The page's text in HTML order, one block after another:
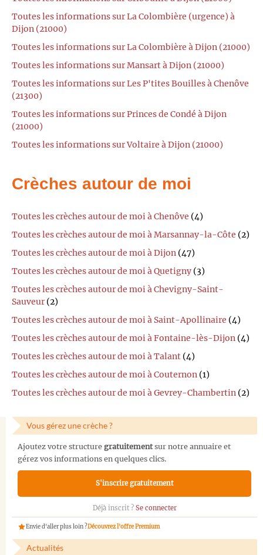
Toutes les informations sur La Colombière (urgence) à
Dijon (21000)
Toutes les informations sur La Colombière à Dijon (21000)
Toutes les informations sur Mansart à Dijon (21000)
Toutes les informations sur Les P'tites Bouilles à Chenôve
(21300)
Toutes les informations sur Princes de Condé à Dijon
(21000)
Toutes les informations sur Voltaire à Dijon (21000)
Crèches autour de moi
Toutes les crèches autour de moi à Chenôve (4)
Toutes les crèches autour de moi à Marsannay-la-Côte (2)
Toutes les crèches autour de moi à Dijon (47)
Toutes les crèches autour de moi à Quetigny (3)
Toutes les crèches autour de moi à Chevigny-Saint-
Sauveur (2)
Toutes les crèches autour de moi à Saint-Apollinaire (4)
Toutes les crèches autour de moi à Fontaine-lès-Dijon (4)
Toutes les crèches autour de moi à Talant (4)
Toutes les crèches autour de moi à Couternon (1)
Toutes les crèches autour de moi à Gevrey-Chambertin (2)
Vous gérez une crèche ?
Ajoutez votre structure gratuitementsur notre annuaire et
gérez vos informations en quelques clics.
S'inscrire gratuitement
Déjà inscrit ? Se connecter
Envie d'aller plus loin ?Découvrez l'offre Premium
Actualités